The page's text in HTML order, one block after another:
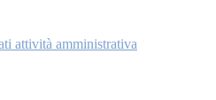
attività amministrativa